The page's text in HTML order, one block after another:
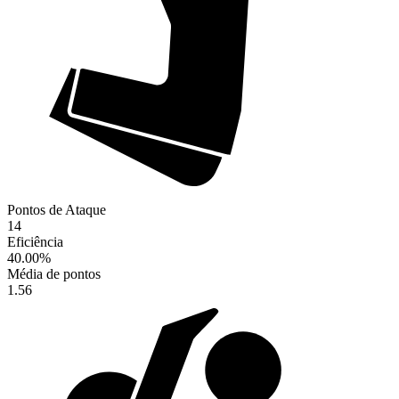
Pontos de Ataque
14
Eficiência
40.00%
Média de pontos
1.56